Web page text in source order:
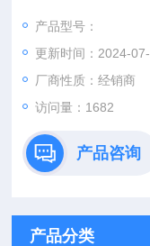
务质量，专业的技术
司本着为民服务的理
单位达成长期合作关
展，共创辉煌！
产品型号：
更新时间：2024-
厂商性质：经销商
访问量：1682
产品咨询
产品分类